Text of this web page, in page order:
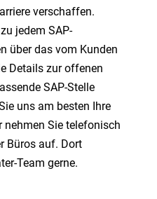
verschaffen.
jedem SAP-
über das vom Kunden
Details zur offenen
SAP-Stelle
uns am besten Ihre
nehmen Sie telefonisch
Büros auf. Dort
Team gerne.